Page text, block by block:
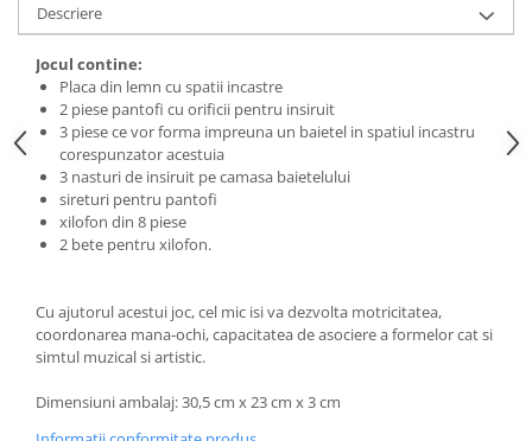
Descriere
Jocul contine:
Placa din lemn cu spatii incastre
2 piese pantofi cu orificii pentru insiruit
3 piese ce vor forma impreuna un baietel in spatiul incastru
corespunzator acestuia
3 nasturi de insiruit pe camasa baietelului
sireturi pentru pantofi
xilofon din 8 piese
2 bete pentru xilofon.
Cu ajutorul acestui joc, cel mic isi va dezvolta motricitatea,
coordonarea mana-ochi, capacitatea de asociere a formelor cat si
simtul muzical si artistic.
Dimensiuni ambalaj: 30,5 cm x 23 cm x 3 cm